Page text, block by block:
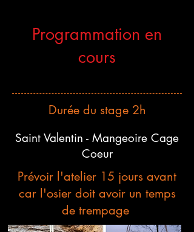
Programmation en
cours
Durée du stage 2h
Saint Valentin - Mangeoire Cage
Coeur
Prévoir l'atelier 15 jours avant
car l'osier doit avoir un temps
de trempage